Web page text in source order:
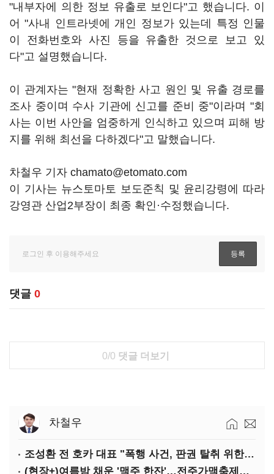
"내부자에 의한 정보 유출로 보인다"고 했습니다. 이
어 "사내 인트라넷에 개인 정보가 있는데 특정 인물
이 전화번호와 사진 등을 유출한 것으로 보고 있
다"고 설명했습니다.
이 관계자는 "현재 정확한 사고 원인 및 유출 경로를
조사 중이며 수사 기관에 신고를 준비 중"이라며 "회
사는 이번 사안을 엄중하게 인식하고 있으며 피해 방
지를 위해 최선을 다하겠다"고 말했습니다.
차철우 기자 chamato@etomato.com
이 기사는 뉴스토마토 보도준칙 및 윤리강령에 따라
강영관 산업2부장이 최종 확인·수정했습니다.
댓글 0
0/0 댓글 더보기
차철우
조성환 전 호카 대표 "폭행 사건, 판권 탈취 위한 공작…대기업 배후 의심"
(현장+)여름밤 채운 '맥주 한잔'…전주가맥축제를 가다